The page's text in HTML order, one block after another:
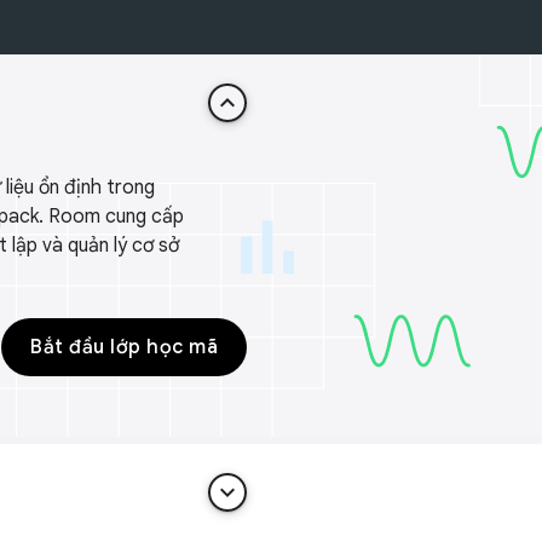
keyboard_arrow_up
ổn định trong
Room cung cấp
và quản lý cơ sở
Bắt đầu lớp học mã
keyboard_arrow_down